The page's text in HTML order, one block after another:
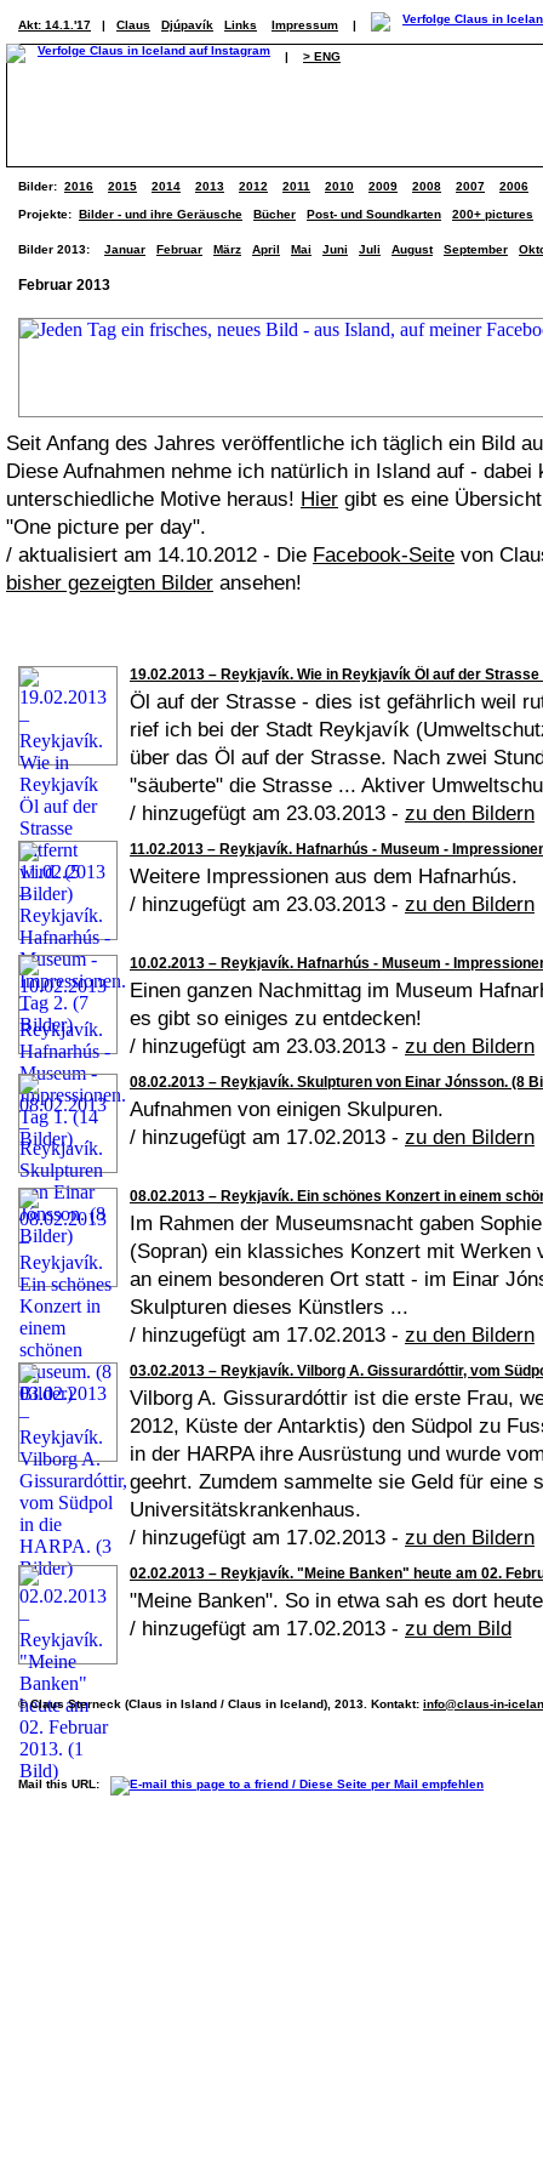
Akt: 14.1.'17 | Claus Djúpavík Links Impressum |
| > ENG
Bilder: 2016 2015 2014 2013 2012 2011 2010 2009 2008 2007 2006
Projekte: Bilder - und ihre Geräusche Bücher Post- und Soundkarten 200+ pictures
Bilder 2013: Januar Februar März April Mai Juni Juli August September
Februar 2013
Seit Anfang des Jahres veröffentliche ich täglich ein Bild
Diese Aufnahmen nehme ich natürlich in Island auf - dabei
unterschiedliche Motive heraus! Hier gibt es eine
"One picture per day".
/ aktualisiert am 14.10.2012 - Die Facebook-Seite von
bisher gezeigten Bilder ansehen!
19.02.2013 – Reykjavík. Wie in Reykjavík Öl auf der
Öl auf der Strasse - dies ist gefährlich weil
rief ich bei der Stadt Reykjavík
über das Öl auf der Strasse. Nach zwei
"säuberte" die Strasse ... Aktiver
/ hinzugefügt am 23.03.2013 - zu den Bildern
11.02.2013 – Reykjavík. Hafnarhús - Museum -
Weitere Impressionen aus dem Hafnarhús.
/ hinzugefügt am 23.03.2013 - zu den Bildern
10.02.2013 – Reykjavík. Hafnarhús - Museum -
Einen ganzen Nachmittag im Museum
es gibt so einiges zu entdecken!
/ hinzugefügt am 23.03.2013 - zu den Bildern
08.02.2013 – Reykjavík. Skulpturen von Einar Jónsson. (8
Aufnahmen von einigen Skulpuren.
/ hinzugefügt am 17.02.2013 - zu den Bildern
08.02.2013 – Reykjavík. Ein schönes Konzert in einem
Im Rahmen der Museumsnacht gaben
(Sopran) ein klassiches Konzert mit
an einem besonderen Ort statt - im Einar
Skulpturen dieses Künstlers ...
/ hinzugefügt am 17.02.2013 - zu den Bildern
03.02.2013 – Reykjavík. Vilborg A. Gissurardóttir, vom
Vilborg A. Gissurardóttir ist die erste Frau,
2012, Küste der Antarktis) den Südpol zu
in der HARPA ihre Ausrüstung und wurde
geehrt. Zumdem sammelte sie Geld für eine
Universitätskrankenhaus.
/ hinzugefügt am 17.02.2013 - zu den Bildern
02.02.2013 – Reykjavík. "Meine Banken" heute am 02.
"Meine Banken". So in etwa sah es dort
/ hinzugefügt am 17.02.2013 - zu dem Bild
© Claus Sterneck (Claus in Island / Claus in Iceland), 2013. Kontakt: info@claus-in-
Mail this URL: